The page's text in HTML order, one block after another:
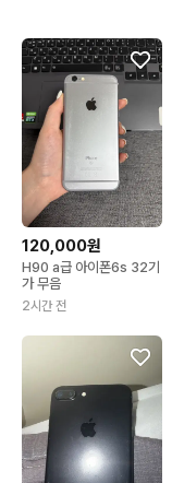
120,000원
H90 a급 아이폰6s 32기
가 무음
2시간 전